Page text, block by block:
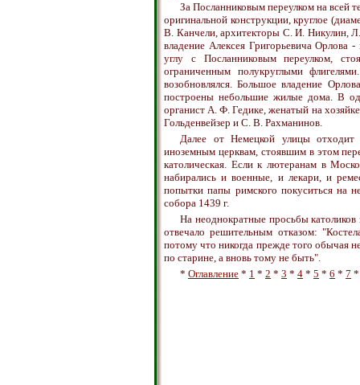
За Посланниковым переулком на всей
оригинальной конструкции, круглое
В. Канчели, архитекторы С. И. Никулин,
владение Алексея Григорьевича Орлова
углу с Посланниковым переулком,
ограниченным полукруглыми
возобновлялся. Большое владение
построены небольшие жилые дома. В
органист А. Ф. Гедике, женатый на
Гольденвейзер и С. В. Рахманинов.
Далее от Немецкой улицы
иноземным церквам, стоявшим в этом
католическая. Если к лютеранам в
набирались и военные, и лекари, и
попытки папы римского покуситься на
собора 1439 г.
На неоднократные просьбы католиков
отвечало решительным отказом:
потому что никогда прежде того обычая
по старине, а вновь тому не быть".
* Оглавление * 1 * 2 * 3 * 4 * 5 * 6 * 7